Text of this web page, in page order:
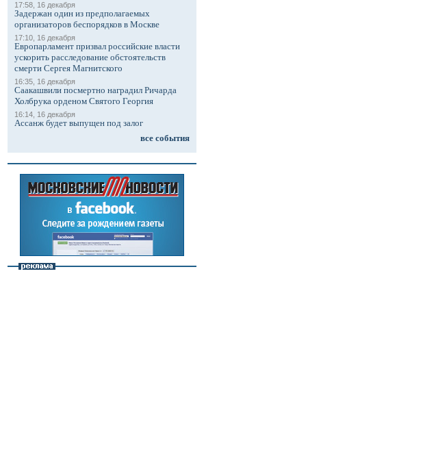
17:58, 16 декабря
Задержан один из предполагаемых
организаторов беспорядков в Москве
17:10, 16 декабря
Европарламент призвал российские власти
ускорить расследование обстоятельств
смерти Сергея Магнитского
16:35, 16 декабря
Саакашвили посмертно наградил Ричарда
Холбрука орденом Святого Георгия
16:14, 16 декабря
Ассанж будет выпущен под залог
все события